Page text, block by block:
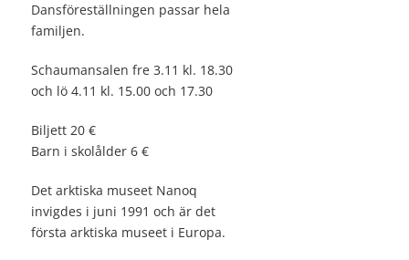
Dansföreställningen passar hela
familjen.
Schaumansalen fre 3.11 kl. 18.30
och lö 4.11 kl. 15.00 och 17.30
Biljett 20 €
Barn i skolålder 6 €
Det arktiska museet Nanoq
invigdes i juni 1991 och är det
första arktiska museet i Europa.